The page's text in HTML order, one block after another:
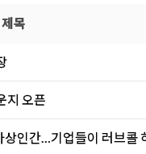
제목
지 오픈
인간…기업들이 러브콜